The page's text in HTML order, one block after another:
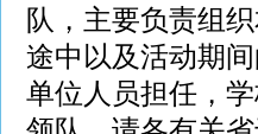
队，主要负责组
途中以及活动期
单位人员担任，